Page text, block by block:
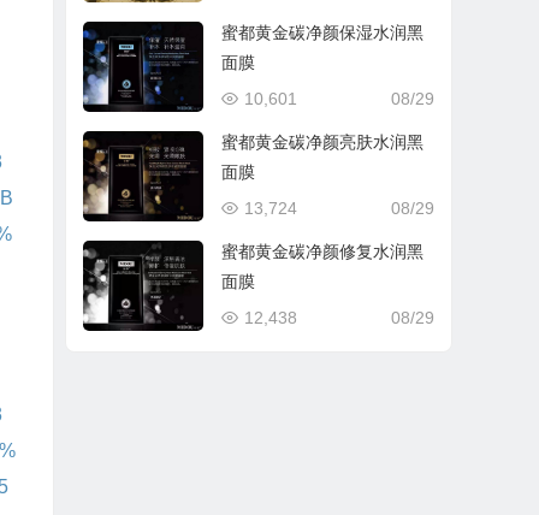
蜜都黄金碳净颜保湿水润黑
面膜
08/29
10,601
蜜都黄金碳净颜亮肤水润黑
面膜
08/29
13,724
蜜都黄金碳净颜修复水润黑
面膜
08/29
12,438